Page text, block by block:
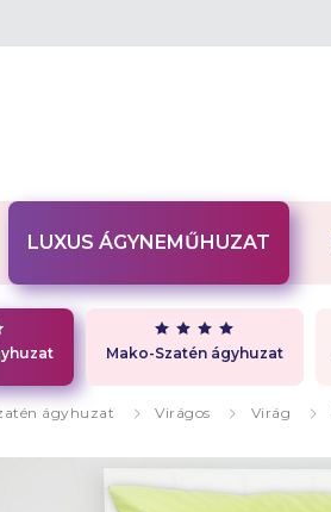
LUXUS ÁGYNEMŰHUZAT
Mako-Szatén ágyhuzat
ágyhuzat Virágos Virág